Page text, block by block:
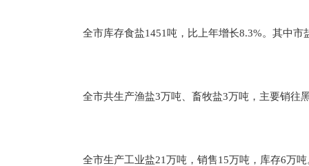
全市库存食盐1451吨，比上年增长8.3%。其中市
全市共生产渔盐3万吨、畜牧盐3万吨，主要销往
全市生产工业盐21万吨，销售15万吨，库存6万吨